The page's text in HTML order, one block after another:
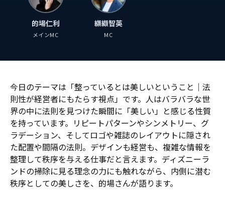
的場仁利
メインMC
纐纈智英
MC
今日のテーマは「整っているとは美しいということ｜法
則性が経営者にもたらす視点」です。人はバラバラな世
界の中に法則を見つけた瞬間に「美しい」と感じる性質
を持っています。リピートパターンやシンメトリー、グ
ラデーション、そしてロゴや雑誌のレイアウトに隠され
た配置や間隔の法則。デザインも経営も、複雑な情報を
整理して秩序を与える仕事だと言えます。ディズニーラ
ンドの掃除に見る理念の力にも触れながら、内側に潜む
秩序としての美しさを、的場さんが語ります。